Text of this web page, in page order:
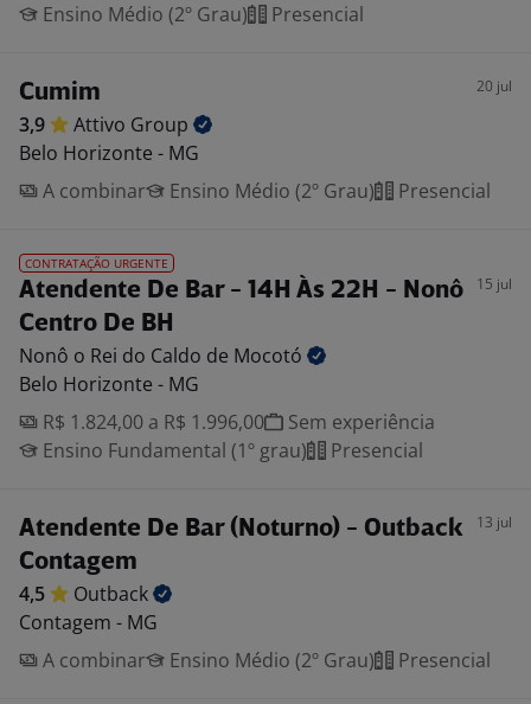
Ensino Médio (2º Grau)
Presencial
Cumim 20 jul
3,9 Attivo Group
Belo Horizonte - MG
A combinar
Ensino Médio (2º Grau) Presencial
CONTRATAÇÃO URGENTE
Atendente De Bar - 14H Às 22H - Nonô
Centro De BH
15 jul
Nonô o Rei do Caldo de Mocotó
Belo Horizonte - MG
R$ 1.824,00 a R$ 1.996,00
Sem experiência
Ensino Fundamental (1º grau)
Presencial
Atendente De Bar (Noturno) - Outback
Contagem
13 jul
4,5
Outback
Contagem - MG
A combinar
Ensino Médio (2º Grau) Presencial